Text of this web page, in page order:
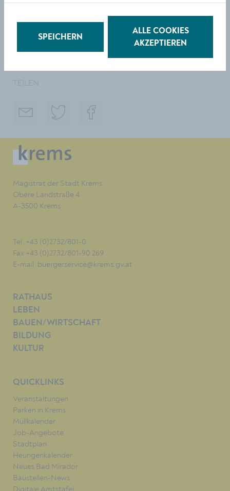
Bachinger zu Gast im NÖ Landhaus, wo sie den
Landesrätinnen Christiane Teschl-Hofmeister und
Ulrike Königsberger-Ludwig die Broschüre „Älter
werden in Krems“ präsentierten. © Stadt Krems
Magistrat der Stadt Krems
Obere Landstraße 4
A-3500 Krems
Tel. +43 (0)2732/801-0
Fax +43 (0)2732/801-90 269
E-mail: buergerservice@krems.gv.at
RATHAUS
LEBEN
BAUEN/WIRTSCHAFT
BILDUNG
KULTUR
QUICKLINKS
Veranstaltungen
Parken in Krems
Müllkalender
Job-Angebote
Stadtplan
Heurigenkalender
Neues Bad Mirador
Baustellen-News
Digitale Amtstafel
SPEICHERN
ALLE COOKIES
AKZEPTIEREN